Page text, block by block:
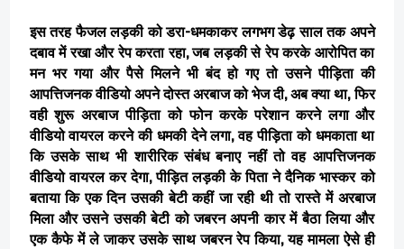
इस तरह फैजल लड़की को डरा-धमकाकर लगभग डेढ़ साल तक अपने
दबाव में रखा और रेप करता रहा, जब लड़की से रेप करके आरोपित का
मन भर गया और पैसे मिलने भी बंद हो गए तो उसने पीड़िता की
आपत्तिजनक वीडियो अपने दोस्त अरबाज को भेज दी, अब क्या था, फिर
वही शुरू अरबाज पीड़िता को फोन करके परेशान करने लगा और
वीडियो वायरल करने की धमकी देने लगा, वह पीड़िता को धमकाता था
कि उसके साथ भी शारीरिक संबंध बनाए नहीं तो वह आपत्तिजनक
वीडियो वायरल कर देगा, पीड़ित लड़की के पिता ने दैनिक भास्कर को
बताया कि एक दिन उसकी बेटी कहीं जा रही थी तो रास्ते में अरबाज
मिला और उसने उसकी बेटी को जबरन अपनी कार में बैठा लिया और
एक कैफे में ले जाकर उसके साथ जबरन रेप किया, यह मामला ऐसे ही